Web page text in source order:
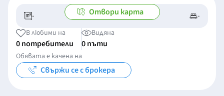
- -/- -
Отвори карта
В любими на
0 потребители
Видяна
0 пъти
Обявата е качена на
Свържи се с брокера